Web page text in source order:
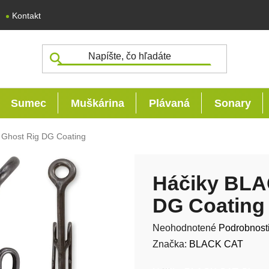
Kontakt
Sumec Muškárina Plávaná Sonary
Rig DG Coating
Háčiky
DG Coating
Priemerné hodnotenie
Neohodnotené
Značka: BLACK CAT